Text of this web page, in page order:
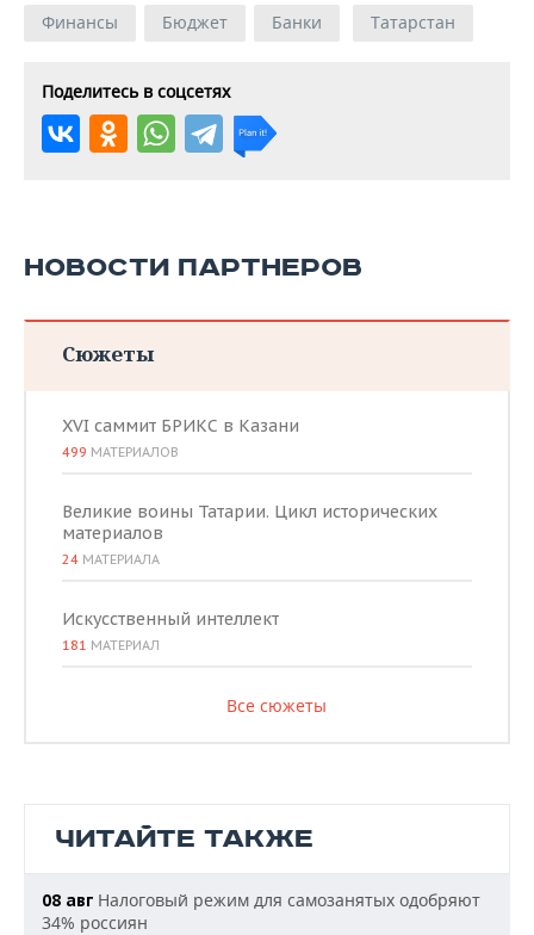
Финансы
Бюджет Банки Татарстан
Поделитесь в соцсетях
НОВОСТИ ПАРТНЕРОВ
Сюжеты
XVI саммит БРИКС в Казани
499 МАТЕРИАЛОВ
Великие воины Татарии. Цикл исторических
материалов
24 МАТЕРИАЛА
Искусственный интеллект
181 МАТЕРИАЛ
Все сюжеты
ЧИТАЙТЕ ТАКЖЕ
08 авг Налоговый режим для самозанятых одобряют
34% россиян